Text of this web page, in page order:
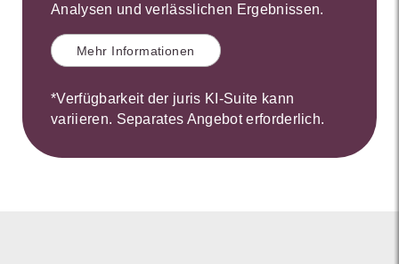
Analysen und verlässlichen Ergebnissen.
Mehr Informationen
*Verfügbarkeit der juris KI-Suite kann
variieren. Separates Angebot erforderlich.